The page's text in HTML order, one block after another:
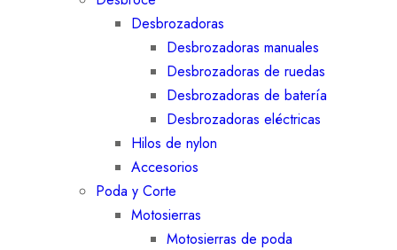
Desbrozadoras
Desbrozadoras manuales
Desbrozadoras de ruedas
Desbrozadoras de batería
Desbrozadoras eléctricas
Hilos de nylon
Accesorios
Poda y Corte
Motosierras
Motosierras de poda